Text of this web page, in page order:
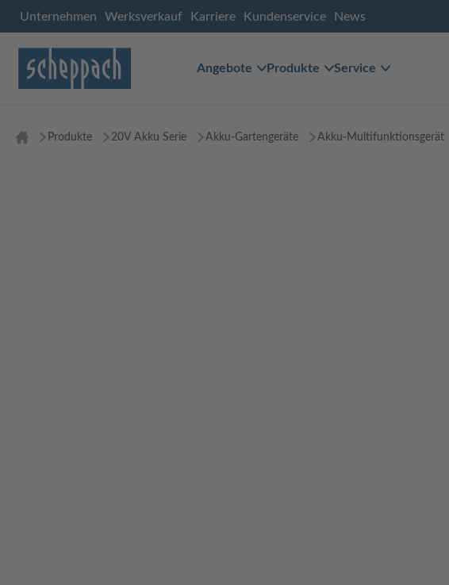
Unternehmen Werksverkauf Karriere Kundenservice News
Angebote Produkte Service
Produkte 20V Akku Serie Akku-Gartengeräte Akku-Multifunktionsgerät